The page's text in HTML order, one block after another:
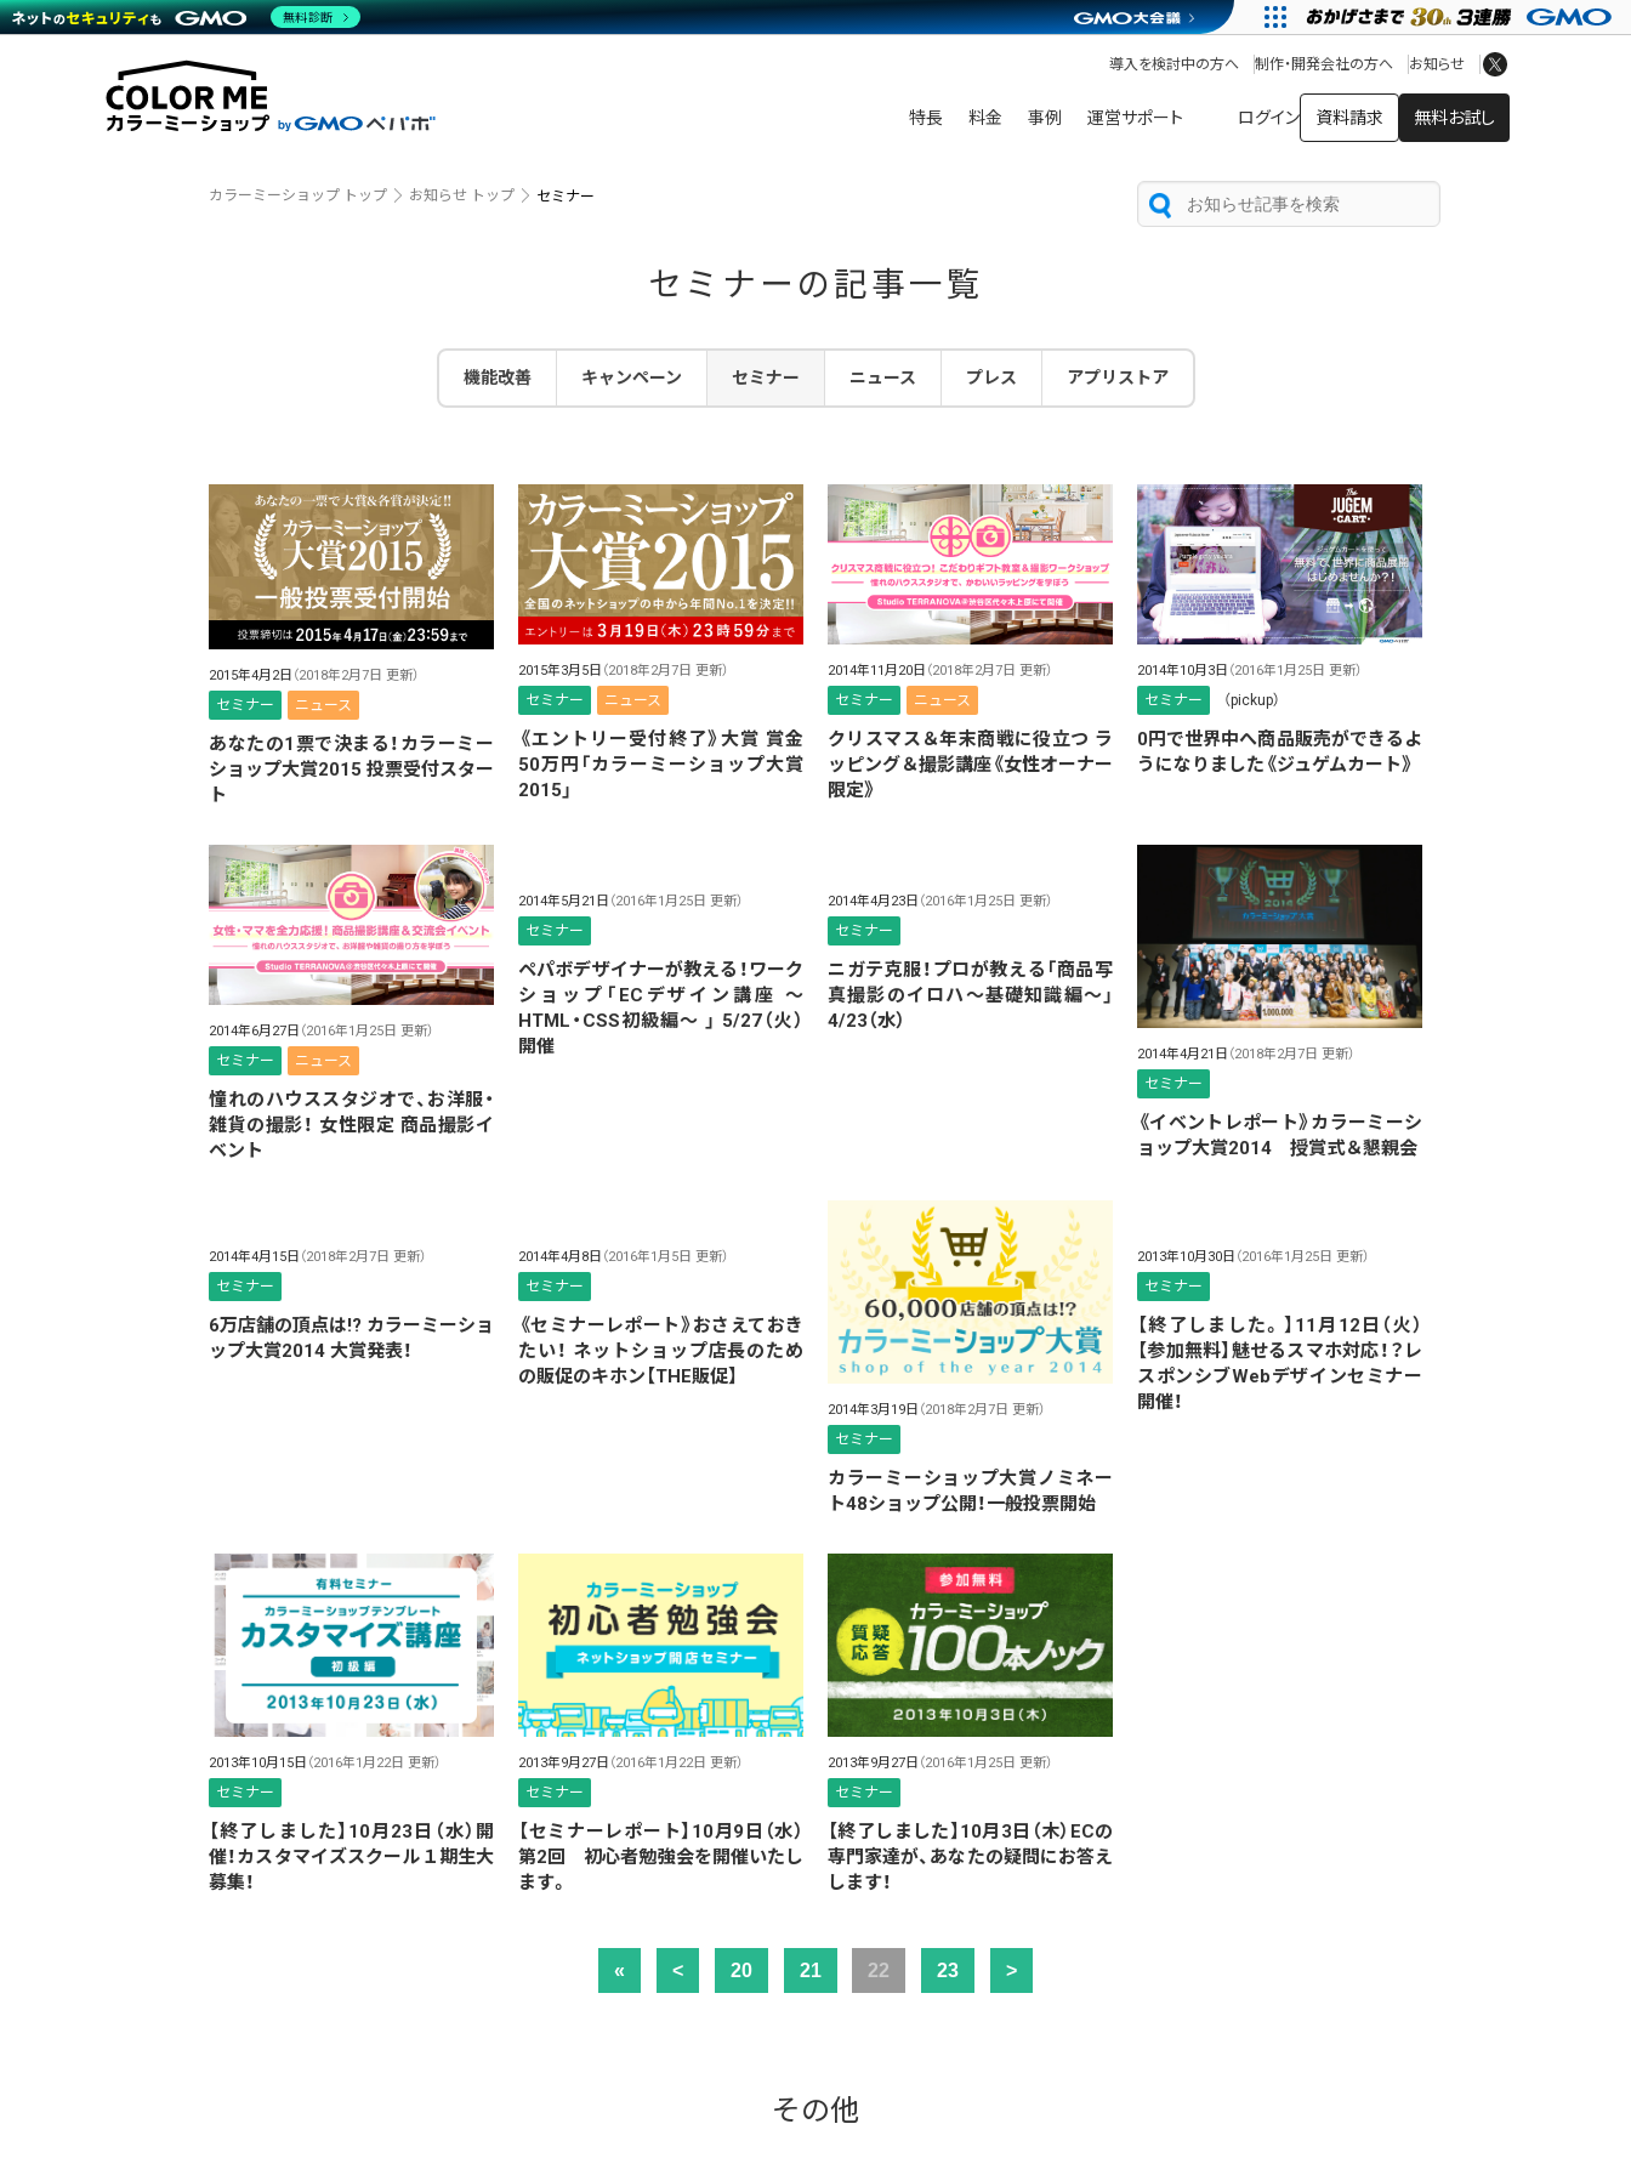
特長 料金 事例 運営サポート ログイン 資料請求 無料お試し
導入を検討中の方へ 制作・開発会社の方へ お知らせ
商材一覧を見る
機能一覧を見る
越境EC（海外販売）
売上につながる集客
顧客ロイヤリティを向上
複数店舗との連携
雑貨販売 アプリストア
料金
プラン・料金一覧を見る
料金シミュレーション
事例
運営サポート
サポート一覧を見る
開発・API連携代行
ヘルプを見る
ヘルプセンター
カラーミーショップ トップ お知らせ トップ セミナー
セミナーの記事一覧
機能改善 キャンペーン セミナー ニュース プレス アプリストア
2015年4月2日 （2018年2月7日 更新）
セミナー ニュース
あなたの1票で決まる！カラーミー
ショップ大賞2015 投票受付スター
ト
2015年3月5日 （2018年2月7日 更新）
セミナー ニュース
《エントリー受付終了》大賞 賞金
50万円「カラーミーショップ大賞
2015」
2014年11月20日 （2018年2月7日 更新）
セミナー ニュース
クリスマス＆年末商戦に役立つ ラ
ッピング＆撮影講座《女性オーナー
限定》
2014年10月3日 （2016年1月25日 更新）
セミナー （pickup）
0円で世界中へ商品販売ができるよ
うになりました《ジュゲムカート》
2014年6月27日 （2016年1月25日 更新）
セミナー ニュース
憧れのハウススタジオで、お洋服・
雑貨の撮影！ 女性限定 商品撮影イ
ベント
2014年5月21日 （2016年1月25日 更新）
セミナー
ペパボデザイナーが教える！ワーク
ショップ「ECデザイン講座 〜
HTML・CSS初級編〜 」 5/27（火）
開催
2014年4月23日 （2016年1月25日 更新）
セミナー
ニガテ克服！プロが教える「商品写
真撮影のイロハ〜基礎知識編〜」
4/23（水）
2014年4月21日 （2018年2月7日 更新）
セミナー
《イベントレポート》カラーミーシ
ョップ大賞2014 授賞式＆懇親会
2014年4月15日 （2018年2月7日 更新）
セミナー
6万店舗の頂点は!? カラーミーショ
ップ大賞2014 大賞発表！
2014年4月8日 （2016年1月5日 更新）
セミナー
《セミナーレポート》おさえておき
たい！ ネットショップ店長のため
の販促のキホン【THE販促】
2014年3月19日 （2018年2月7日 更新）
セミナー
カラーミーショップ大賞ノミネー
ト48ショップ公開！一般投票開始
2013年10月30日 （2016年1月25日 更新）
セミナー
【終了しました。】11月12日（火）
【参加無料】魅せるスマホ対応！？レ
スポンシブWebデザインセミナー
開催！
2013年10月15日 （2016年1月22日 更新）
セミナー
【終了しました】10月23日（水）開
催！カスタマイズスクール１期生大
募集！
2013年9月27日 （2016年1月22日 更新）
セミナー
【セミナーレポート】10月9日（水）
第2回 初心者勉強会を開催いたし
ます。
2013年9月27日 （2016年1月25日 更新）
セミナー
【終了しました】10月3日（木）ECの
専門家達が、あなたの疑問にお答え
します！
« < 20 21 22 23 >
その他
無料診断